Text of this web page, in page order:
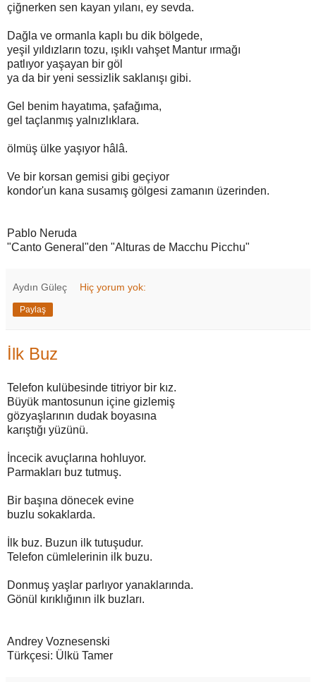
çiğnerken sen kayan yılanı, ey sevda.
Dağla ve ormanla kaplı bu dik bölgede,
yeşil yıldızların tozu, ışıklı vahşet Mantur ırmağı
patlıyor yaşayan bir göl
ya da bir yeni sessizlik saklanışı gibi.
Gel benim hayatıma, şafağıma,
gel taçlanmış yalnızlıklara.
ölmüş ülke yaşıyor hâlâ.
Ve bir korsan gemisi gibi geçiyor
kondor'un kana susamış gölgesi zamanın üzerinden.
Pablo Neruda
"Canto General"den "Alturas de Macchu Picchu"
Aydın Güleç Hiç yorum yok:
Paylaş
İlk Buz
Telefon kulübesinde titriyor bir kız.
Büyük mantosunun içine gizlemiş
gözyaşlarının dudak boyasına
karıştığı yüzünü.
İncecik avuçlarına hohluyor.
Parmakları buz tutmuş.
Bir başına dönecek evine
buzlu sokaklarda.
İlk buz. Buzun ilk tutuşudur.
Telefon cümlelerinin ilk buzu.
Donmuş yaşlar parlıyor yanaklarında.
Gönül kırıklığının ilk buzları.
Andrey Voznesenski
Türkçesi: Ülkü Tamer